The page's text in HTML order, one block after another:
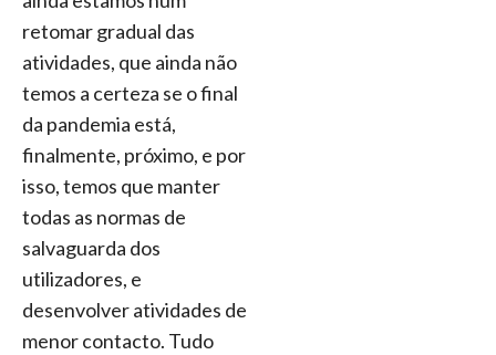
retomar gradual das
atividades, que ainda não
temos a certeza se o final
da pandemia está,
finalmente, próximo, e por
isso, temos que manter
todas as normas de
salvaguarda dos
utilizadores, e
desenvolver atividades de
menor contacto. Tudo